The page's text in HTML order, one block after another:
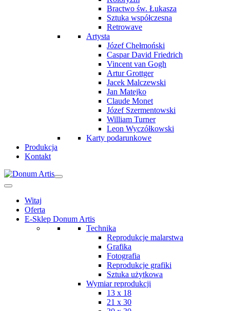
Bractwo św. Łukasza
Sztuka współczesna
Retrowave
Artysta
Józef Chełmoński
Caspar David Friedrich
Vincent van Gogh
Artur Grottger
Jacek Malczewski
Jan Matejko
Claude Monet
Józef Szermentowski
William Turner
Leon Wyczółkowski
Karty podarunkowe
Produkcja
Kontakt
Witaj
Oferta
E-Sklep Donum Artis
Technika
Reprodukcje malarstwa
Grafika
Fotografia
Reprodukcje grafiki
Sztuka użytkowa
Wymiar reprodukcji
13 x 18
21 x 30